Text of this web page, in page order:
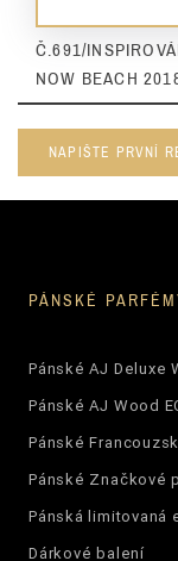
Č.691/
NOW BEACH
NAPIŠTE PRVNÍ
PÁNSKÉ
Pánské AJ Deluxe
Pánské AJ Wood
Pánské
Pánské Značkové
Pánská limitovaná
Dárkové balení